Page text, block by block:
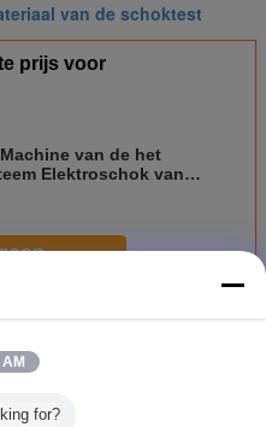
van de schoktest
prijs voor
van de het
Elektroschok van
for?